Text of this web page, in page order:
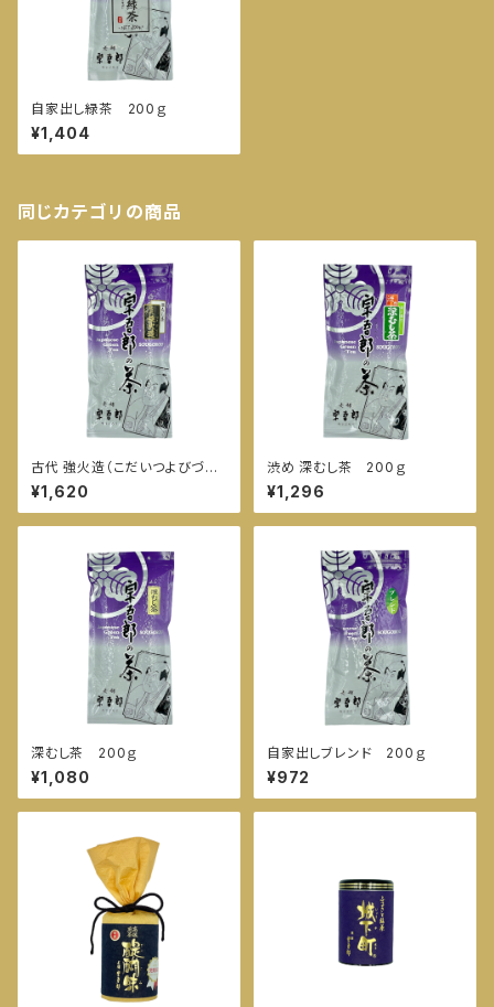
自家出し緑茶 200ｇ
¥1,404
同じカテゴリの商品
古代 強火造（こだいつよびづく
り） 200ｇ
¥1,620
渋め 深むし茶 200ｇ
¥1,296
深むし茶 200ｇ
¥1,080
自家出しブレンド 200ｇ
¥972